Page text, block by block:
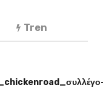
Tren